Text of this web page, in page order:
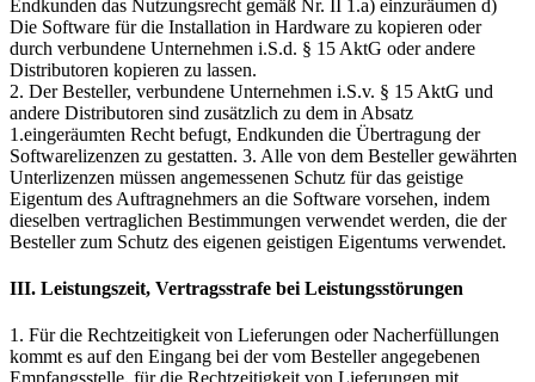
Endkunden das Nutzungsrecht gemäß Nr. II 1.a) einzuräumen d)
Die Software für die Installation in Hardware zu kopieren oder
durch verbundene Unternehmen i.S.d. § 15 AktG oder andere
Distributoren kopieren zu lassen.
2. Der Besteller, verbundene Unternehmen i.S.v. § 15 AktG und
andere Distributoren sind zusätzlich zu dem in Absatz
1.eingeräumten Recht befugt, Endkunden die Übertragung der
Softwarelizenzen zu gestatten. 3. Alle von dem Besteller gewährten
Unterlizenzen müssen angemessenen Schutz für das geistige
Eigentum des Auftragnehmers an die Software vorsehen, indem
dieselben vertraglichen Bestimmungen verwendet werden, die der
Besteller zum Schutz des eigenen geistigen Eigentums verwendet.
III. Leistungszeit, Vertragsstrafe bei Leistungsstörungen
1. Für die Rechtzeitigkeit von Lieferungen oder Nacherfüllungen
kommt es auf den Eingang bei der vom Besteller angegebenen
Empfangsstelle, für die Rechtzeitigkeit von Lieferungen mit